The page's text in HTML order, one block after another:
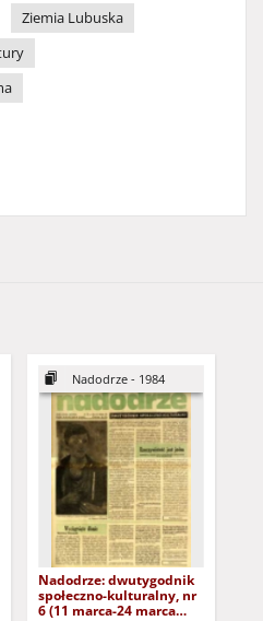
Ziemia Lubuska
Nadodrze - 1984
Nadodrze: dwutygodnik
społeczno-kulturalny, nr
6 (11 marca-24 marca